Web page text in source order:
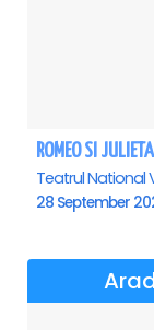
ROMEO SI